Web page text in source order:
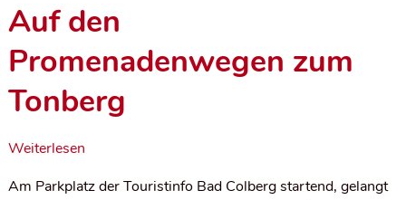
Auf den
Promenadenwegen zum
Tonberg
Weiterlesen
Am Parkplatz der Touristinfo Bad Colberg startend, gelangt